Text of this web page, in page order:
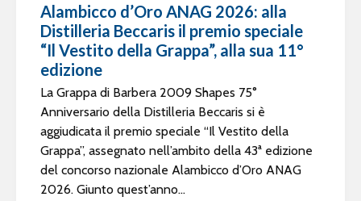
Alambicco d’Oro ANAG 2026: alla
Distilleria Beccaris il premio speciale
“Il Vestito della Grappa”, alla sua 11°
edizione
La Grappa di Barbera 2009 Shapes 75°
Anniversario della Distilleria Beccaris si è
aggiudicata il premio speciale “Il Vestito della
Grappa”, assegnato nell’ambito della 43ª edizione
del concorso nazionale Alambicco d’Oro ANAG
2026. Giunto quest’anno...